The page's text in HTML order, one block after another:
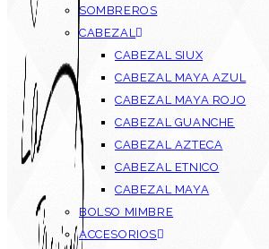
SOMBREROS
CABEZAL
CABEZAL SIUX
CABEZAL MAYA AZUL
CABEZAL MAYA ROJO
CABEZAL GUANCHE
CABEZAL AZTECA
CABEZAL ETNICO
CABEZAL MAYA
BOLSO MIMBRE
ACCESORIOS